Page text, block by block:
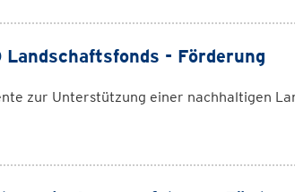
- Förderung
zur Unterstützung einer nachhaltigen